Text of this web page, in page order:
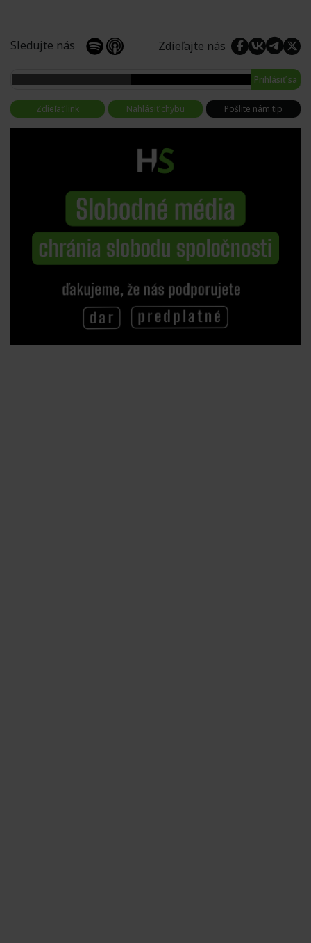
Sledujte nás Zdieľajte nás
Prihlásiť sa
Zdieľať link Nahlásiť chybu Pošlite nám tip